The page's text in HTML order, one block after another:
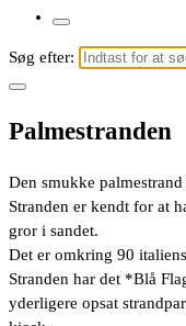
Søg efter:
Palmestranden
Den smukke
Stranden er kendt for at
gror i sandet.
Det er omkring 90
Stranden har det *Blå
yderligere opsat